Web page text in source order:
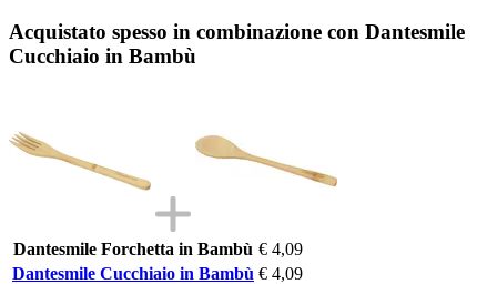
Acquistato spesso in combinazione con Dantesmile
Cucchiaio in Bambù
Dantesmile Forchetta in Bambù € 4,09
Dantesmile Cucchiaio in Bambù € 4,09